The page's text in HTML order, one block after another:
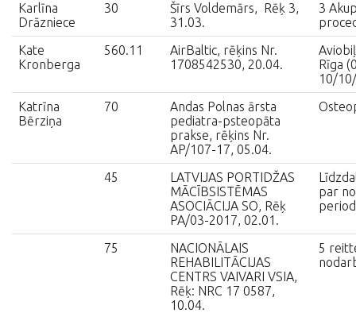
Karlīna
Drāzniece
30
Šīrs Voldemārs, Rēķ 3,
31.03.
3
Kate
Kronberga
560.11
AirBaltic, rēķins Nr.
1708542530, 20.04.
Rīga
10/
Katrīna
Bērziņa
70
Andas Polnas ārsta
pediatra-psteopāta
prakse, rēķins Nr.
AP/107-17, 05.04.
45
LATVIJAS PORTIDŽAS
MĀCĪBSISTĒMAS
ASOCIĀCIJA SO, Rēķ
PA/03-2017, 02.01.
par
75
NACIONĀLAIS
REHABILITĀCIJAS
CENTRS VAIVARI VSIA,
Rēķ: NRC 17 0587,
10.04.
5